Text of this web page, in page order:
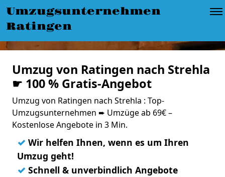
Umzugsunternehmen
Ratingen
Umzug von Ratingen nach Strehla
☛ 100 % Gratis-Angebot
Umzug von Ratingen nach Strehla : Top-
Umzugsunternehmen ➨ Umzüge ab 69€ –
Kostenlose Angebote in 3 Min.
✓ Wir helfen Ihnen, wenn es um Ihren
Umzug geht!
✓ Schnell & unverbindlich Angebote